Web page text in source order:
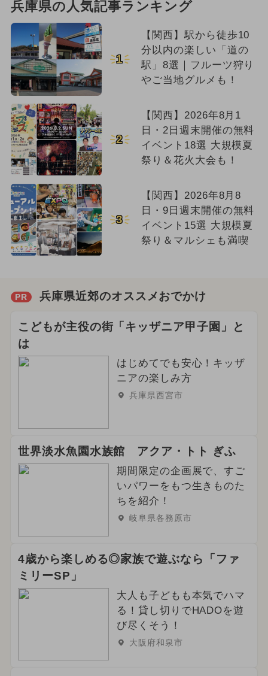
兵庫県の人気記事ランキング
1
【関西】駅から徒歩10
分以内の楽しい「道の
駅」8選｜フルーツ狩り
やご当地グルメも！
2
【関西】2026年8月1
日・2日週末開催の無料
イベント18選 大規模夏
祭り＆花火大会も！
3
【関西】2026年8月8
日・9日週末開催の無料
イベント15選 大規模夏
祭り＆マルシェも満喫
PR 兵庫県近郊のオススメおでかけ
こどもが主役の街「キッザニア甲子園」と
は
はじめてでも安心！キッザ
ニアの楽しみ方
兵庫県西宮市
世界淡水魚園水族館 アクア・トト ぎふ
期間限定の企画展で、すご
いパワーをもつ生きものた
ちを紹介！
岐阜県各務原市
4歳から楽しめる◎家族で遊ぶなら「ファ
ミリーSP」
大人も子どもも本気でハマ
る！貸し切りでHADOを遊
び尽くそう！
大阪府和泉市